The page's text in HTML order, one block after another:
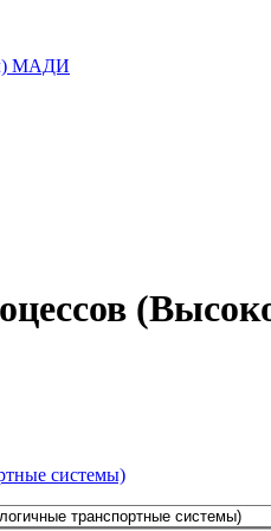
МАДИ
системы)